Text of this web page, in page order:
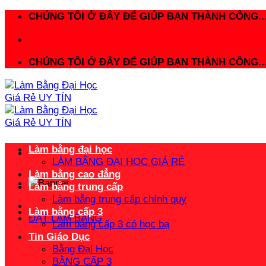
CHÚNG TÔI Ở ĐÂY ĐỂ GIÚP BẠN THÀNH
CHÚNG TÔI Ở ĐÂY ĐỂ GIÚP BẠN THÀNH
ĐẶT LÀM BẰNG
Làm bằng đại học
LÀM BẰNG ĐẠI HỌC GIÁ RẺ
Làm bằng cao đẳng
Làm bằng trung cấp
Làm bằng trung cấp chính quy
Làm bằng cấp 3
Làm bằng cấp 3 có học bạ
Tin Giáo Dục
Bằng Đại Học
BẰNG CẤP 3